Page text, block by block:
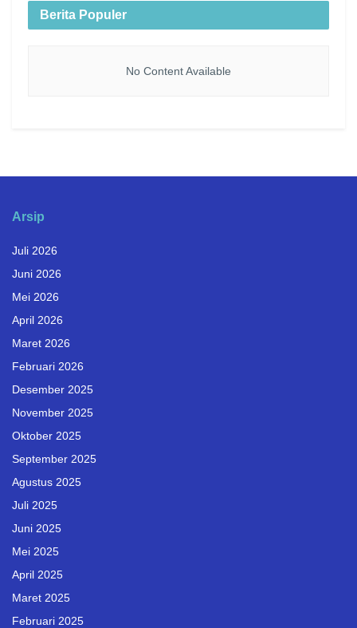
Berita Populer
No Content Available
Arsip
Juli 2026
Juni 2026
Mei 2026
April 2026
Maret 2026
Februari 2026
Desember 2025
November 2025
Oktober 2025
September 2025
Agustus 2025
Juli 2025
Juni 2025
Mei 2025
April 2025
Maret 2025
Februari 2025